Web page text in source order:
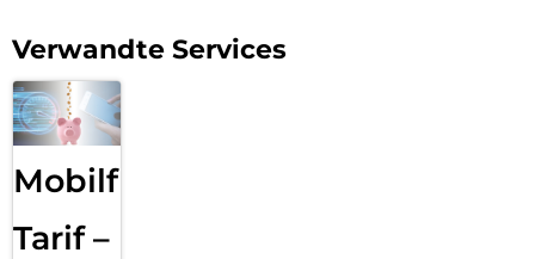
Verwandte Services
Mobilfunk
Tarif –